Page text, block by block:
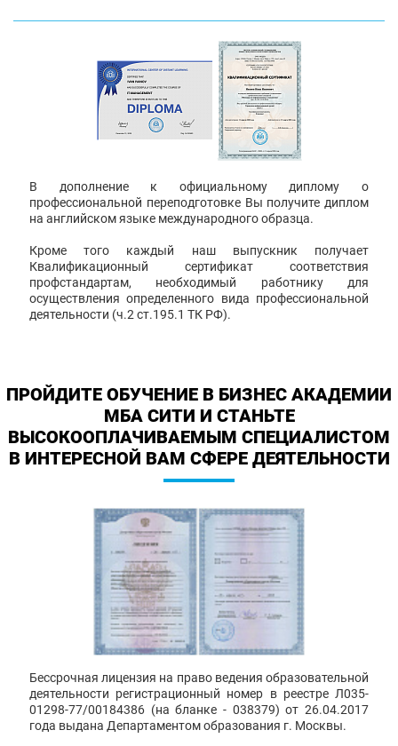
В дополнение к официальному диплому о
профессиональной переподготовке Вы получите диплом
на английском языке международного образца.
Кроме того каждый наш выпускник получает
Квалификационный сертификат соответствия
профстандартам, необходимый работнику для
осуществления определенного вида профессиональной
деятельности (ч.2 ст.195.1 ТК РФ).
ПРОЙДИТЕ ОБУЧЕНИЕ В БИЗНЕС АКАДЕМИИ
МБА СИТИ И СТАНЬТЕ
ВЫСОКООПЛАЧИВАЕМЫМ СПЕЦИАЛИСТОМ
В ИНТЕРЕСНОЙ ВАМ СФЕРЕ ДЕЯТЕЛЬНОСТИ
Бессрочная лицензия на право ведения образовательной
деятельности регистрационный номер в реестре Л035-
01298-77/00184386 (на бланке - 038379) от 26.04.2017
года выдана Департаментом образования г. Москвы.